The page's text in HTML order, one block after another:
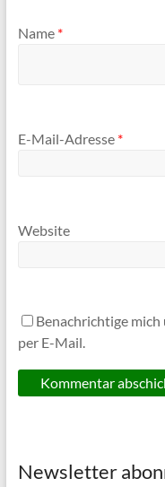
Name *
E-Mail-Adresse *
Website
Benachrichtige
per E-Mail.
Newsletter